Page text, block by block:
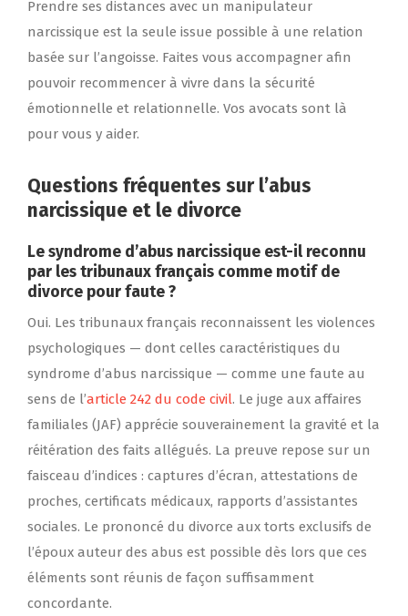
Prendre ses distances avec un manipulateur
narcissique est la seule issue possible à une relation
basée sur l’angoisse. Faites vous accompagner afin
pouvoir recommencer à vivre dans la sécurité
émotionnelle et relationnelle. Vos avocats sont là
pour vous y aider.
Questions fréquentes sur l’abus
narcissique et le divorce
Le syndrome d’abus narcissique est-il reconnu
par les tribunaux français comme motif de
divorce pour faute ?
Oui. Les tribunaux français reconnaissent les violences
psychologiques — dont celles caractéristiques du
syndrome d’abus narcissique — comme une faute au
sens de l’article 242 du code civil. Le juge aux affaires
familiales (JAF) apprécie souverainement la gravité et la
réitération des faits allégués. La preuve repose sur un
faisceau d’indices : captures d’écran, attestations de
proches, certificats médicaux, rapports d’assistantes
sociales. Le prononcé du divorce aux torts exclusifs de
l’époux auteur des abus est possible dès lors que ces
éléments sont réunis de façon suffisamment
concordante.